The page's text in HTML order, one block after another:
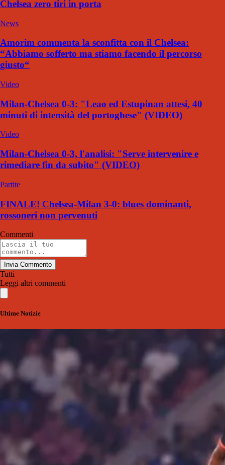
Chelsea zero tiri in porta
News
Amorim commenta la sconfitta con il Chelsea:
“Abbiamo sofferto ma stiamo facendo il percorso
giusto“
Video
Milan-Chelsea 0-3: "Leao ed Estupinan attesi, 40
minuti di intensità del portoghese" (VIDEO)
Video
Milan-Chelsea 0-3, l'analisi: "Serve intervenire e
rimediare fin da subito" (VIDEO)
Partite
FINALE! Chelsea-Milan 3-0: blues dominanti,
rossoneri non pervenuti
Commenti
Invia Commento
Tutti
Leggi altri commenti
Ultime Notizie